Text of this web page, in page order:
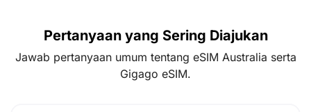
Pertanyaan yang Sering Diajukan
Jawab pertanyaan umum tentang eSIM Australia serta
Gigago eSIM.